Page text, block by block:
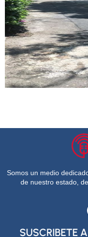
Somos un medio
de nuestro estado,
SUSCRIBETE